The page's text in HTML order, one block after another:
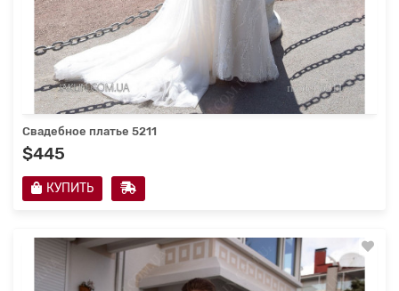
Свадебное платье 5211
$445
КУПИТЬ